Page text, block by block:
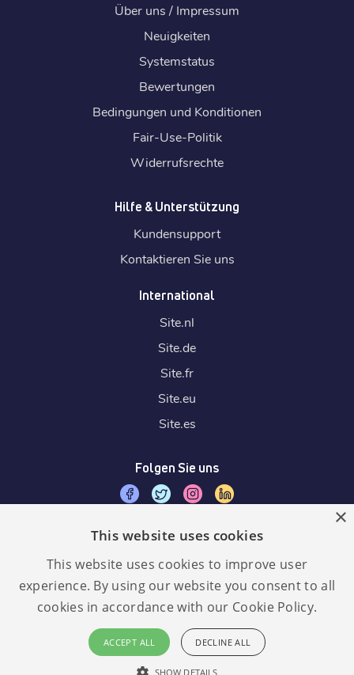
Sprache:
GDPR
konform
Über uns / Impressum
Neuigkeiten
Systemstatus
Bewertungen
Bedingungen und Konditionen
Fair-Use-Politik
Widerrufsrechte
Hilfe & Unterstützung
Kundensupport
Kontaktieren Sie uns
International
Site.nl
Site.de
Site.fr
Site.eu
Site.es
Folgen Sie uns
Wir akzeptieren
×
This website uses cookies
This website uses cookies to improve user
experience. By using our website you consent to all
cookies in accordance with our Cookie Policy.
ACCEPT ALL DECLINE ALL
SHOW DETAILS